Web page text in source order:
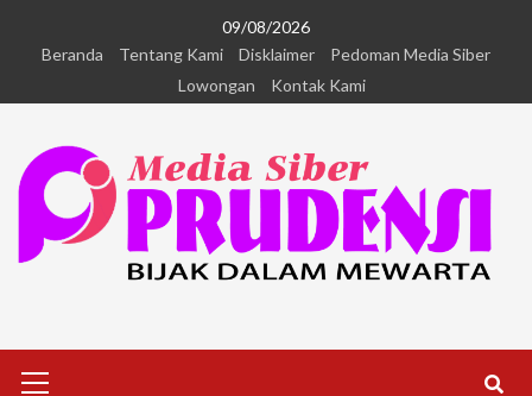
09/08/2026
Beranda
Tentang Kami Disklaimer
Pedoman Media Siber
Lowongan
Kontak Kami